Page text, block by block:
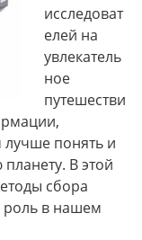
исследоват
елей на
увлекатель
ное
путешестви
понять и
В этой
сбора
роль в нашем